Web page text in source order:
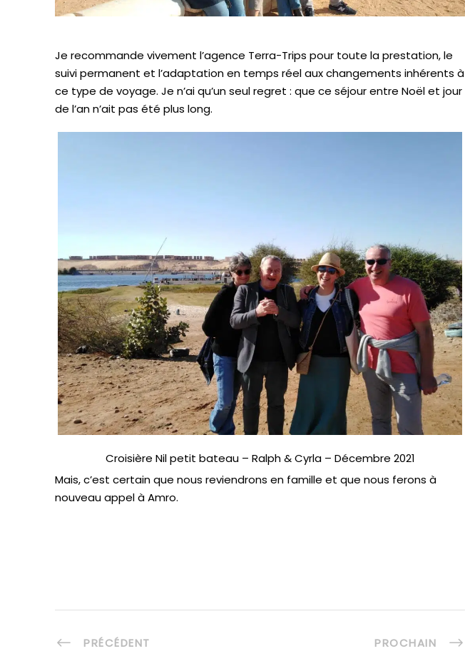
Je recommande vivement l’agence Terra-Trips pour toute la prestation, le
suivi permanent et l’adaptation en temps réel aux changements inhérents à
ce type de voyage. Je n’ai qu’un seul regret : que ce séjour entre Noël et jour
de l’an n’ait pas été plus long.
Croisière Nil petit bateau – Ralph & Cyrla – Décembre 2021
Mais, c’est certain que nous reviendrons en famille et que nous ferons à
nouveau appel à Amro.
PRÉCÉDENT PROCHAIN